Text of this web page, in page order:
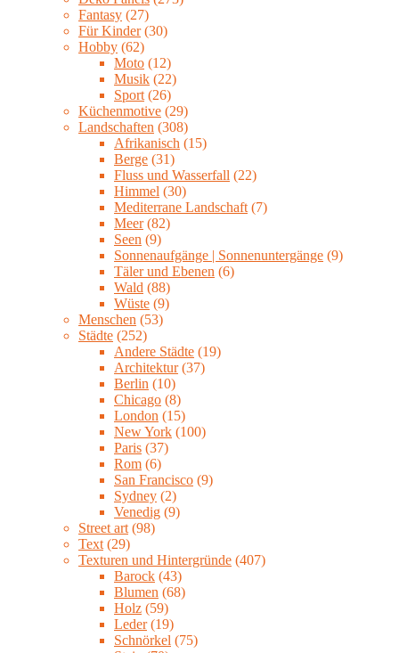
Fantasy (27)
Für Kinder (30)
Hobby (62)
Moto (12)
Musik (22)
Sport (26)
Küchenmotive (29)
Landschaften (308)
Afrikanisch (15)
Berge (31)
Fluss und Wasserfall (22)
Himmel (30)
Mediterrane Landschaft (7)
Meer (82)
Seen (9)
Sonnenaufgänge | Sonnenuntergänge (9)
Täler und Ebenen (6)
Wald (88)
Wüste (9)
Menschen (53)
Städte (252)
Andere Städte (19)
Architektur (37)
Berlin (10)
Chicago (8)
London (15)
New York (100)
Paris (37)
Rom (6)
San Francisco (9)
Sydney (2)
Venedig (9)
Street art (98)
Text (29)
Texturen und Hintergründe (407)
Barock (43)
Blumen (68)
Holz (59)
Leder (19)
Schnörkel (75)